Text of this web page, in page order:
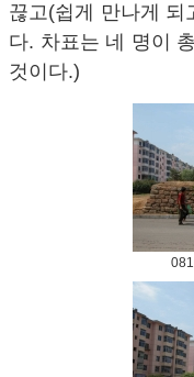
끊고(쉽게 만나게
다. 차표는 네 명이
것이다.)